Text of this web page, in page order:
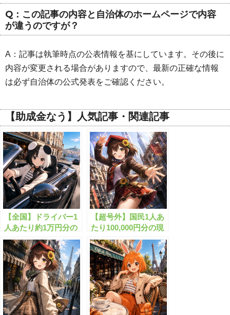
Q：この記事の内容と自治体のホームページで内容
が違うのですが？
A：記事は執筆時点の公表情報を基にしています。その後に
内容が変更される場合がありますので、最新の正確な情報
は必ず自治体の公式発表をご確認ください。
【助成金なう】人気記事・関連記事
【全国】ドライバー1
人あたり約1万円分の
定額手当が始まりま
す！
【超号外】国民1人あ
たり100,000円分の現
金がもらえます！